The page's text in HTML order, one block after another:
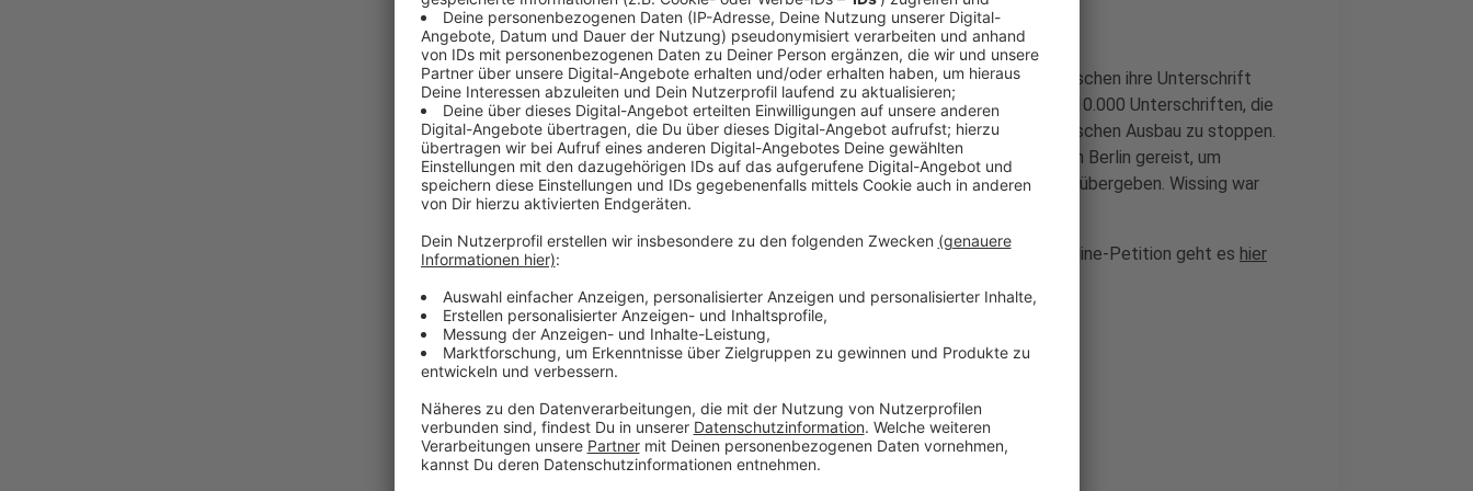
Die läuft seit Ende November. Mittlerweile haben rund 3300 Menschen ihre Unterschrift
abgegeben. Die Petition läuft noch bis Anfang Mai. Das Ziel sind 10.000 Unterschriften, die
Leverkusens Forderung unterstreichen, den achtspurigen oberirdischen Ausbau zu stoppen.
Bereits im vergangenen Juni waren Vertreter aus Leverkusen nach Berlin gereist, um
Verkehrsminister Wissing mehr als 6.000 Protest-Bürgerbriefe zu übergeben. Wissing war
damals aber nicht persönlich zu sprechen.
Einen Link zum neuen Video der Initiative findet ihrhierund zur Online-Petition geht es hier
Anzeige
Weitere Meldungen aus Leverkusen
Anzeige